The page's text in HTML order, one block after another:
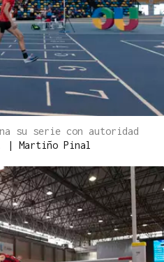
su serie con autoridad
| Martiño Pinal